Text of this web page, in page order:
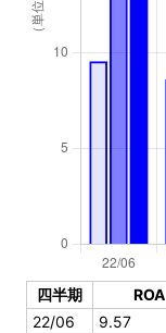
四半期 ROA
22/06
9.57